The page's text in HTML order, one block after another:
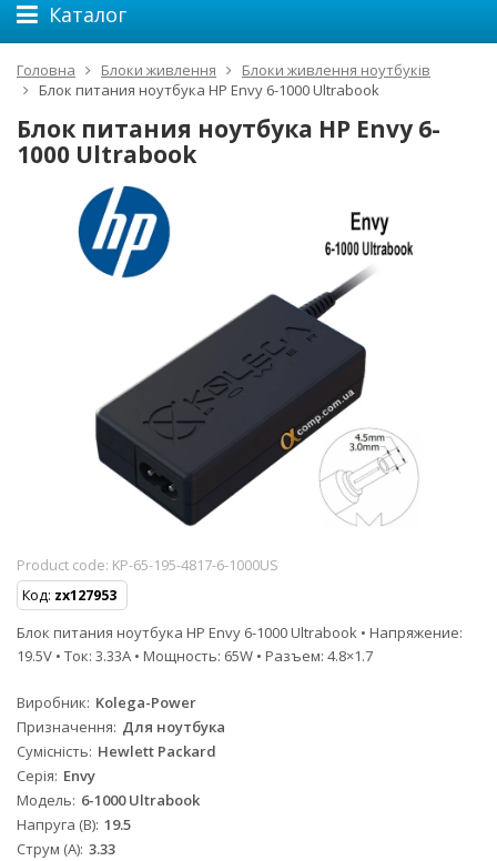
Каталог
Головна Блоки живлення
Блоки живлення ноутбуків
Блок питания ноутбука HP Envy 6-1000 Ultrabook
Блок питания ноутбука HP Envy 6-
1000 Ultrabook
Product code: KP-65-195-4817-6-1000US
Код: zx127953
Блок питания ноутбука HP Envy 6-1000 Ultrabook • Напряжение:
19.5V • Ток: 3.33A • Мощность: 65W • Разъем: 4.8×1.7
Виробник Kolega-Power
Призначення Для ноутбука
Сумісність Hewlett Packard
Серія Envy
Модель 6-1000 Ultrabook
Напруга (В) 19.5
Струм (А) 3.33